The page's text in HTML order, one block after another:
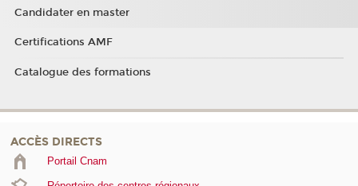
Candidater en master
Certifications AMF
Catalogue des formations
ACCÈS DIRECTS
Portail Cnam